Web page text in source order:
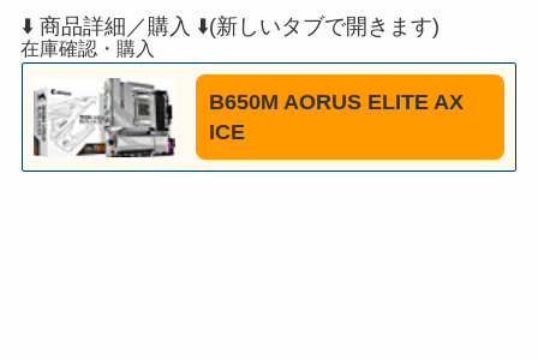
⬇️ 商品詳細／購入 ⬇️(新しいタブで開きます)
B650M AORUS ELITE AX
ICE